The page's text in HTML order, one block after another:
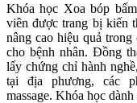
Khóa học Xoa bóp
viên được trang bị kiến
nâng cao hiệu quả
cho bệnh nhân. Đồng
lấy chứng chỉ hành
tại địa phương, các
massage. Khóa học